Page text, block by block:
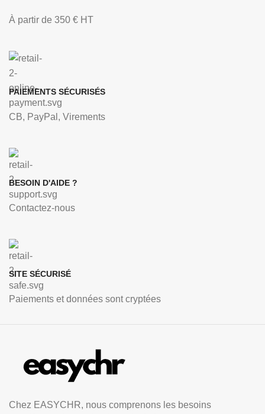
À partir de 350 € HT
PAIEMENTS SÉCURISÉS
CB, PayPal, Virements
BESOIN D'AIDE ?
Contactez-nous
SITE SÉCURISÉ
Paiements et données sont cryptées
Chez EASYCHR, nous comprenons les besoins